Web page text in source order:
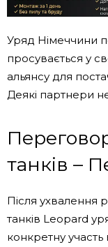
Уряд Німеччини
просувається у
альянсу для
Деякі партнери
танків –
Після ухвалення
танків Leopard
конкретну